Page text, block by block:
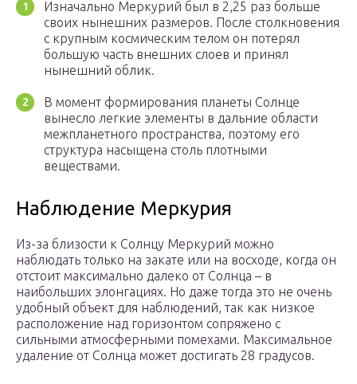
Изначально Меркурий был в 2,25 раз больше
своих нынешних размеров. После столкновения
с крупным космическим телом он потерял
большую часть внешних слоев и принял
нынешний облик.
В момент формирования планеты Солнце
вынесло легкие элементы в дальние области
межпланетного пространства, поэтому его
структура насыщена столь плотными
веществами.
Наблюдение Меркурия
Из-за близости к Солнцу Меркурий можно
наблюдать только на закате или на восходе, когда он
отстоит максимально далеко от Солнца – в
наибольших элонгациях. Но даже тогда это не очень
удобный объект для наблюдений, так как низкое
расположение над горизонтом сопряжено с
сильными атмосферными помехами. Максимальное
удаление от Солнца может достигать 28 градусов.